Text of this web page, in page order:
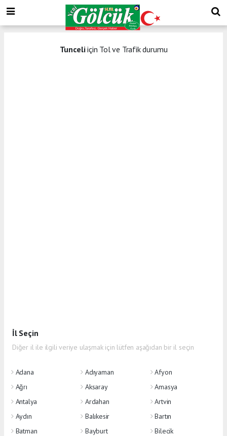
Tunceliiçin Tol ve Trafik durumu
İl Seçin
Diğer il ile ilgili veriye ulaşmak için lütfen aşağıdan bir il seçin
Adana Adıyaman
Afyon
Ağrı
Aksaray
Amasya
Antalya
Ardahan
Artvin
Aydın
Balıkesir
Bartın
Batman
Bayburt
Bilecik